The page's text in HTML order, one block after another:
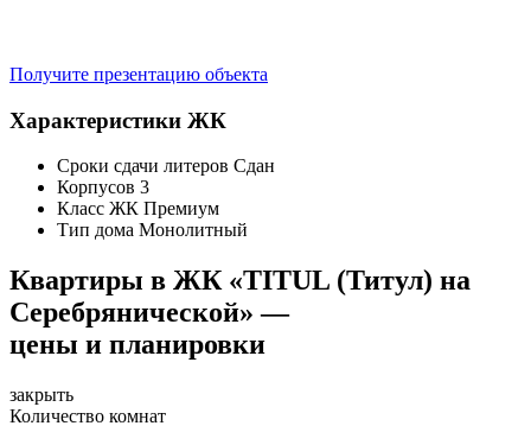
Получите презентацию объекта
Характеристики ЖК
Сроки сдачи литеров Сдан
Корпусов 3
Класс ЖК Премиум
Тип дома Монолитный
Квартиры в ЖК «TITUL (Титул) на
Серебрянической» —
цены и планировки
закрыть
Количество комнат